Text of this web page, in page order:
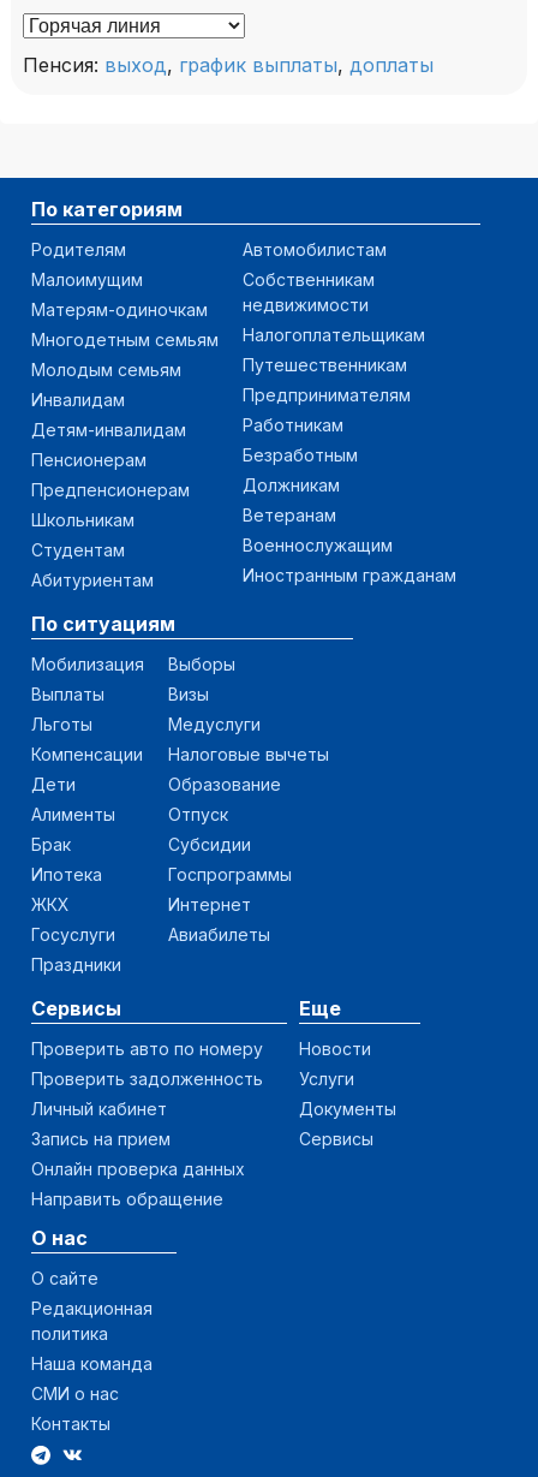
Пенсия: выход, график выплаты, доплаты
По категориям
Родителям
Малоимущим
Матерям-одиночкам
Многодетным семьям
Молодым семьям
Инвалидам
Детям-инвалидам
Пенсионерам
Предпенсионерам
Школьникам
Студентам
Абитуриентам
Автомобилистам
Собственникам
недвижимости
Налогоплательщикам
Путешественникам
Предпринимателям
Работникам
Безработным
Должникам
Ветеранам
Военнослужащим
Иностранным гражданам
По ситуациям
Мобилизация
Выплаты
Льготы
Компенсации
Дети
Алименты
Брак
Ипотека
ЖКХ
Госуслуги
Праздники
Выборы
Визы
Медуслуги
Налоговые вычеты
Образование
Отпуск
Субсидии
Госпрограммы
Интернет
Авиабилеты
Сервисы
Проверить авто по номеру
Проверить задолженность
Личный кабинет
Запись на прием
Онлайн проверка данных
Направить обращение
Еще
Новости
Услуги
Документы
Сервисы
О нас
О сайте
Редакционная
политика
Наша команда
СМИ о нас
Контакты